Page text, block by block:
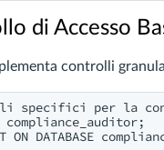
di Accesso
controlli
specifici per la
compliance_auditor;